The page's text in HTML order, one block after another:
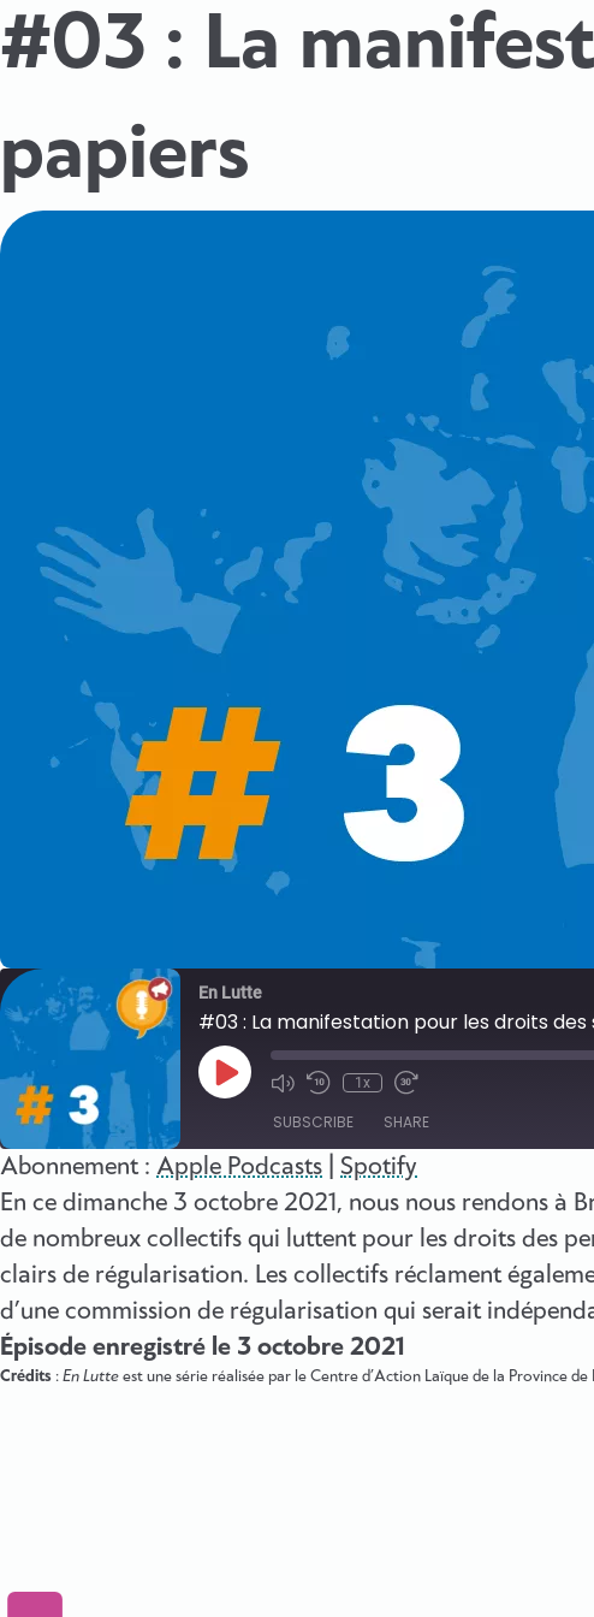
#03 : La
papiers
En Lutte
#03 : La manifestation pour les droits
Play
Episode
1x
SUBSCRIBE SHARE
Apple Podcasts
RSS FEED
SHARE
LINK
Abonnement : Apple Podcasts
Spotify
En ce dimanche 3 octobre 2021, nous nous rendons à
de nombreux collectifs qui luttent pour les droits des
clairs de régularisation. Les collectifs réclament
d’une commission de régularisation qui serait
Épisode enregistré le 3 octobre 2021
Crédits : En Lutte est une série réalisée par le Centre d’Action Laïque de la Province